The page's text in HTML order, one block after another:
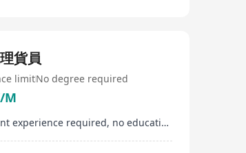
貨員
limitNo degree required
M
No relevant experience required, no educational limitation